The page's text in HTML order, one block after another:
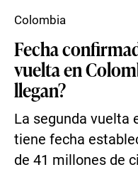
Fecha
vuelta en
llegan?
La segunda vuelta
tiene fecha
de 41 millones de
Colombia